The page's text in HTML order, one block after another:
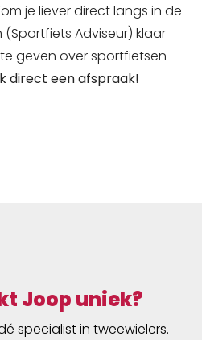
je liever direct langs in de
(Sportfiets Adviseur) klaar
geven over sportfietsen
direct een afspraak!
Joop uniek?
specialist in tweewielers.